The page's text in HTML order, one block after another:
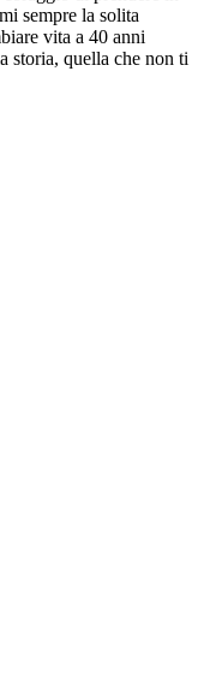
sempre la solita
vita a 40 anni
storia, quella che non ti